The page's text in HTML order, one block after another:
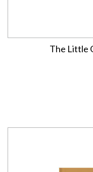
The Little